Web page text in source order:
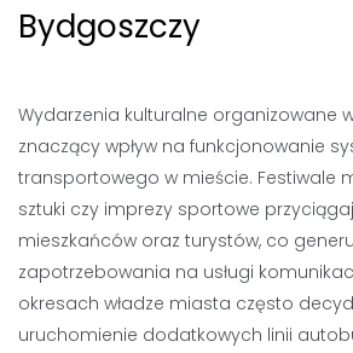
Bydgoszczy
Wydarzenia kulturalne organizowane
znaczący wpływ na funkcjonowanie
transportowego w mieście. Festiwale
sztuki czy imprezy sportowe
mieszkańców oraz turystów, co
zapotrzebowania na usługi
okresach władze miasta często
uruchomienie dodatkowych linii